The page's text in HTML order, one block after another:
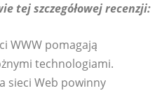
tej szczegółowej recenzji:
WWW pomagają
technologiami.
sieci Web powinny